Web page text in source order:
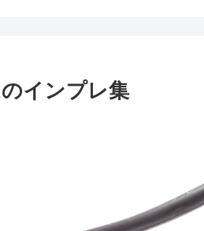
インプレ集